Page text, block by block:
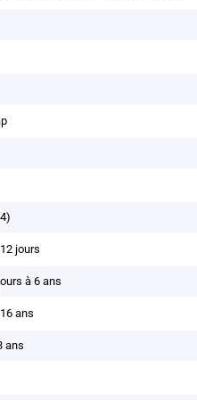
jours
à 6 ans
ans
ans